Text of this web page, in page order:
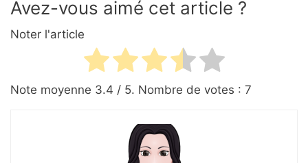
Avez-vous aimé cet article ?
Noter l'article
Note moyenne 3.4 / 5. Nombre de votes : 7